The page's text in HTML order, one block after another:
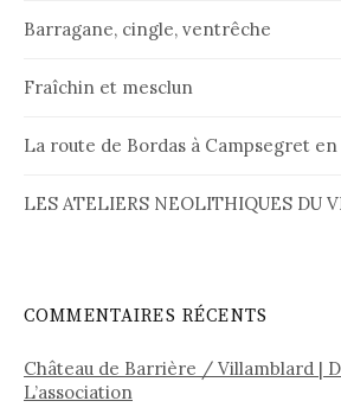
Barragane, cingle, ventrêche
Fraîchin et mesclun
La route de Bordas à Campsegret en
LES ATELIERS NEOLITHIQUES DU
COMMENTAIRES RÉCENTS
Château de Barrière / Villamblard |
L’association